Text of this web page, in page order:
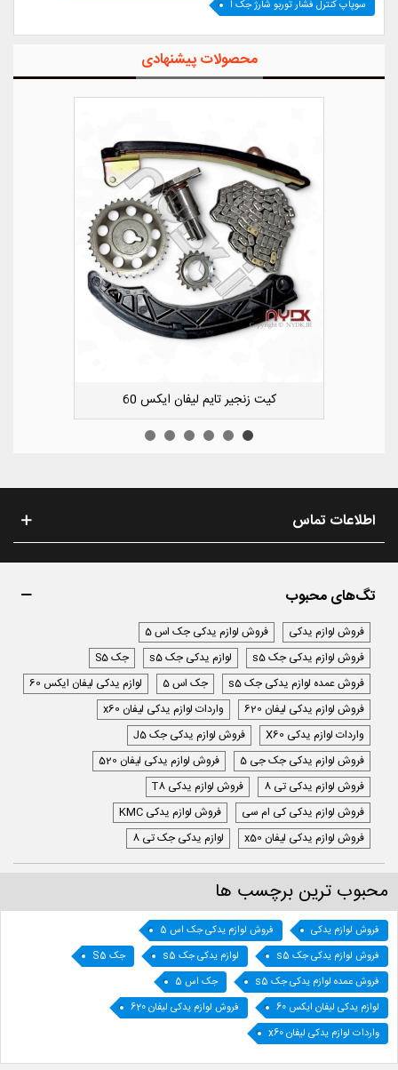
سوپاپ کنترل فشار توربو شارژ جک ا
محصولات پیشنهادی
کشویی کوچک سپر عقب راست لیفان ایکس 50
اطلاعات تماس
تگ‌های محبوب
فروش لوازم یدکی
فروش لوازم یدکی جک اس 5
فروش لوازم یدکی جک s5
لوازم یدکی جک s5
جک S5
فروش عمده لوازم یدکی جک s5
جک اس 5
لوازم یدکی لیفان ایکس 60
فروش لوازم یدکی لیفان 620
واردات لوازم یدکی لیفان x60
واردات لوازم یدکی X60
فروش لوازم یدکی جک J5
فروش لوازم یدکی جک جی 5
فروش لوازم یدکی لیفان 520
فروش لوازم یدکی تی 8
فروش لوازم یدکی T8
فروش لوازم یدکی کی ام سی
فروش لوازم یدکی KMC
فروش لوازم یدکی لیفان x50
لوازم یدکی جک تی 8
محبوب ترین برچسب ها
فروش لوازم یدکی
فروش لوازم یدکی جک اس 5
فروش لوازم یدکی جک s5
لوازم یدکی جک s5
جک S5
فروش عمده لوازم یدکی جک s5
جک اس 5
لوازم یدکی لیفان ایکس 60
فروش لوازم یدکی لیفان 620
واردات لوازم یدکی لیفان x60